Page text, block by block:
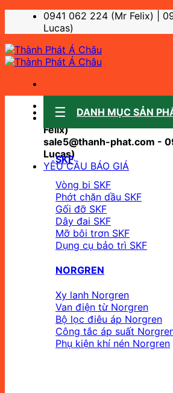
dung
0941 062 224 (Mr Felix) |
Lucas)
Sale support:
sale10@thanh-phat.com -
Felix)
sale5@thanh-phat.com -
Lucas)
YÊU CẦU BÁO GIÁ
DANH MỤC SẢN
SKF
Vòng bi SKF
Phớt chặn dầu SKF
Gối đỡ SKF
Dây đai SKF
Mỡ bôi trơn SKF
Dụng cụ bảo trì SKF
NORGREN
Xy lanh Norgren
Van điện từ Norgren
Bộ lọc điêu áp Norgren
Công tắc áp suất
Phụ kiện khí nén Norgren